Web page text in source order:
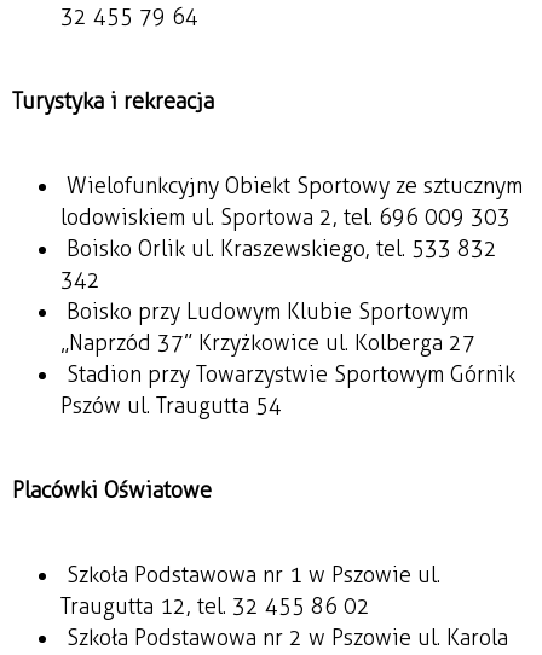
32 455 79 64
Turystyka i rekreacja
Wielofunkcyjny Obiekt Sportowy ze sztucznym
lodowiskiem ul. Sportowa 2, tel. 696 009 303
Boisko Orlik ul. Kraszewskiego, tel. 533 832
342
Boisko przy Ludowym Klubie Sportowym
„Naprzód 37” Krzyżkowice ul. Kolberga 27
Stadion przy Towarzystwie Sportowym Górnik
Pszów ul. Traugutta 54
Placówki Oświatowe
Szkoła Podstawowa nr 1 w Pszowie ul.
Traugutta 12, tel. 32 455 86 02
Szkoła Podstawowa nr 2 w Pszowie ul. Karola